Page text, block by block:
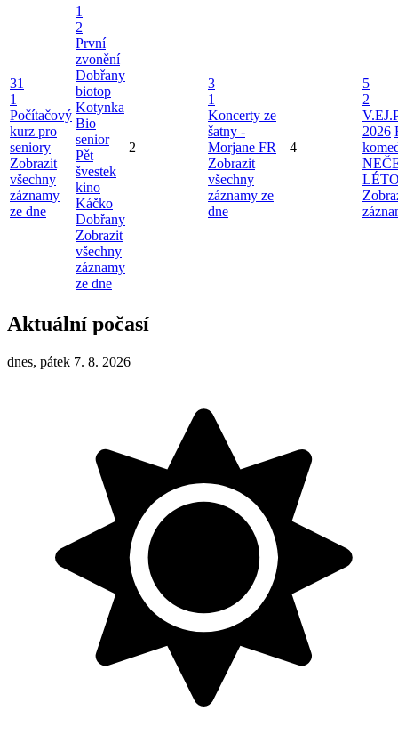
31
1
Počítačový
kurz pro
seniory
Zobrazit
všechny
záznamy
ze dne
1
2
První
zvonění
Dobřany
biotop
Kotynka
Bio
senior
Pět
švestek
kino
Káčko
Dobřany
Zobrazit
všechny
záznamy
ze dne
2
3
1
Koncerty ze
šatny -
Morjane FR
Zobrazit
všechny
záznamy ze
dne
4
5
2
2026
Aktuální počasí
dnes, pátek 7. 8. 2026